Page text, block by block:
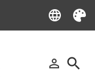
language
Language
Tema
person_outline
Logga in
search
Sök